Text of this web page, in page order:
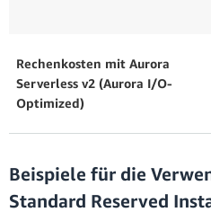
Rechenkosten mit Aurora
Serverless v2 (Aurora I/O-
Optimized)
Beispiele für die
Standard Reserved